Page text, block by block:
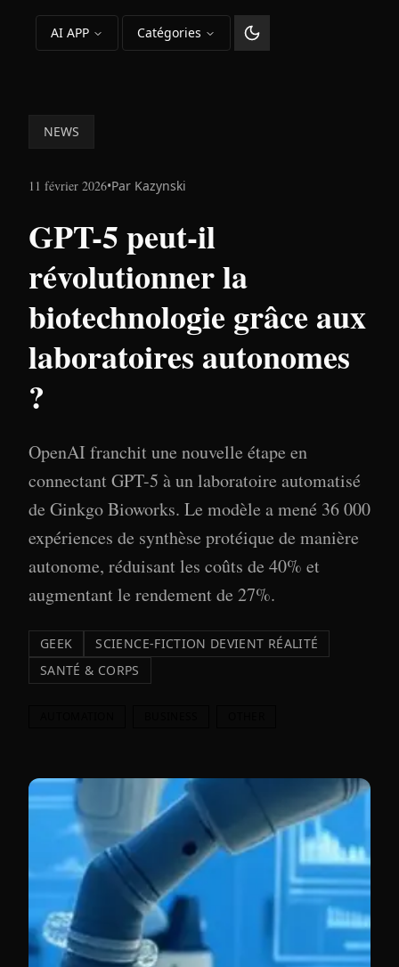
AI APP Catégories
Changer le thème
NEWS
11 février 2026•Par Kazynski
GPT-5 peut-il
révolutionner la
biotechnologie grâce aux
laboratoires autonomes
?
OpenAI franchit une nouvelle étape en
connectant GPT-5 à un laboratoire automatisé
de Ginkgo Bioworks. Le modèle a mené 36 000
expériences de synthèse protéique de manière
autonome, réduisant les coûts de 40% et
augmentant le rendement de 27%.
GEEK
SCIENCE-FICTION DEVIENT RÉALITÉ
SANTÉ & CORPS